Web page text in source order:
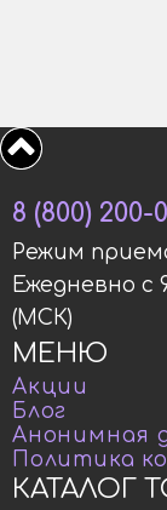
КАТАЛОГ
МЕНЮ
Акции
Блог
Анонимная
Политика
8 (800) 200-
Режим
Ежедневно с
(МСК)